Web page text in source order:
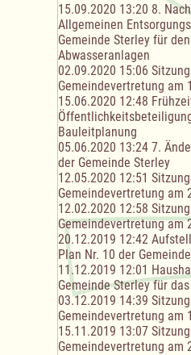
15.09.2020 13:20 8.
Allgemeinen
Gemeinde Sterley für
Abwasseranlagen
02.09.2020 15:06
Gemeindevertretung am
15.06.2020 12:48
Bauleitplanung
05.06.2020 13:24 7.
der Gemeinde Sterley
12.05.2020 12:51
Gemeindevertretung am
12.02.2020 12:58
Gemeindevertretung am
20.12.2019 12:42
Plan Nr. 10 der
11.12.2019 12:01
Gemeinde Sterley für
03.12.2019 14:39
Gemeindevertretung am
15.11.2019 13:07
Gemeindevertretung am